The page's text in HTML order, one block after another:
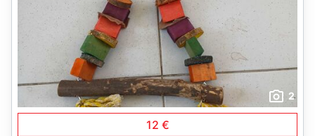
2
12 €